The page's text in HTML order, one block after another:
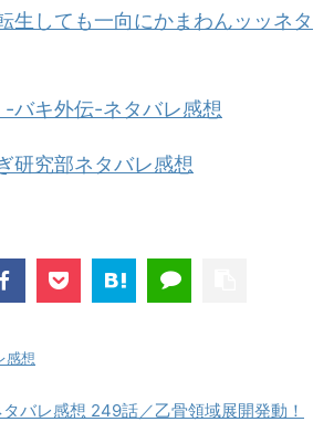
生しても一向にかまわんッッネタ
バキ外伝-ネタバレ感想
研究部ネタバレ感想
感想
バレ感想 249話／乙骨領域展開発動！